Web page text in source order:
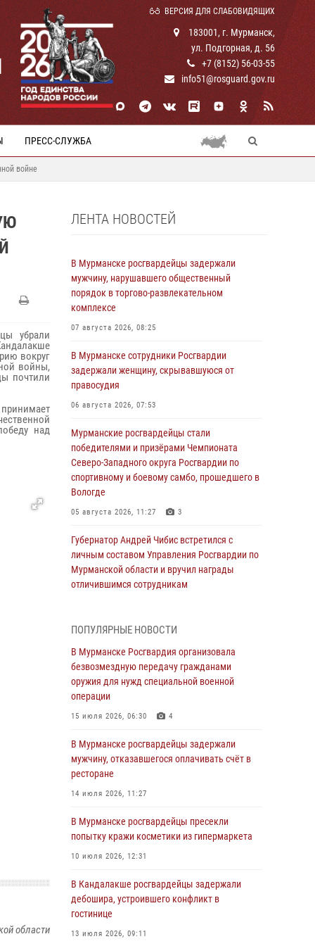
ВЕРСИЯ ДЛЯ СЛАБОВИДЯЩИХ
183001, г. Мурманск,
ул. Подгорная, д. 56
+7 (8152) 56-03-55
info51@rosguard.gov.ru
ПРЕСС-СЛУЖБА
войне
убрали
вокруг
войны,
почтили
над
области
ЛЕНТА НОВОСТЕЙ
В Мурманске росгвардейцы задержали
мужчину, нарушавшего общественный
порядок в торгово-развлекательном
комплексе
07 августа 2026, 08:25
В Мурманске сотрудники Росгвардии
задержали женщину, скрывавшуюся от
правосудия
06 августа 2026, 07:53
Мурманские росгвардейцы стали
победителями и призёрами Чемпионата
Северо-Западного округа Росгвардии по
спортивному и боевому самбо, прошедшего в
Вологде
05 августа 2026, 11:27 3
Губернатор Андрей Чибис встретился с
личным составом Управления Росгвардии по
Мурманской области и вручил награды
отличившимся сотрудникам
В Мурманске сотрудники Росгвардии
пресекли утренний дебош в баре на улице
Карла Маркса
04 августа 2026, 08:54
Морской отряд Северо - Западного округа
образования
03 августа 2026, 12:23 4
дебошира на автозаправочной станции
03 августа 2026, 09:12
Сотрудники Росгвардии провели инструктаж
по антитеррористической защищенности для
ПОПУЛЯРНЫЕ НОВОСТИ
В Мурманске Росгвардия организовала
безвозмездную передачу гражданами
оружия для нужд специальной военной
операции
15 июля 2026, 06:30 4
В Мурманске росгвардейцы задержали
мужчину, отказавшегося оплачивать счёт в
ресторане
14 июля 2026, 11:27
В Мурманске росгвардейцы пресекли
попытку кражи косметики из гипермаркета
10 июля 2026, 12:31
В Кандалакше росгвардейцы задержали
дебошира, устроившего конфликт в
гостинице
13 июля 2026, 09:11